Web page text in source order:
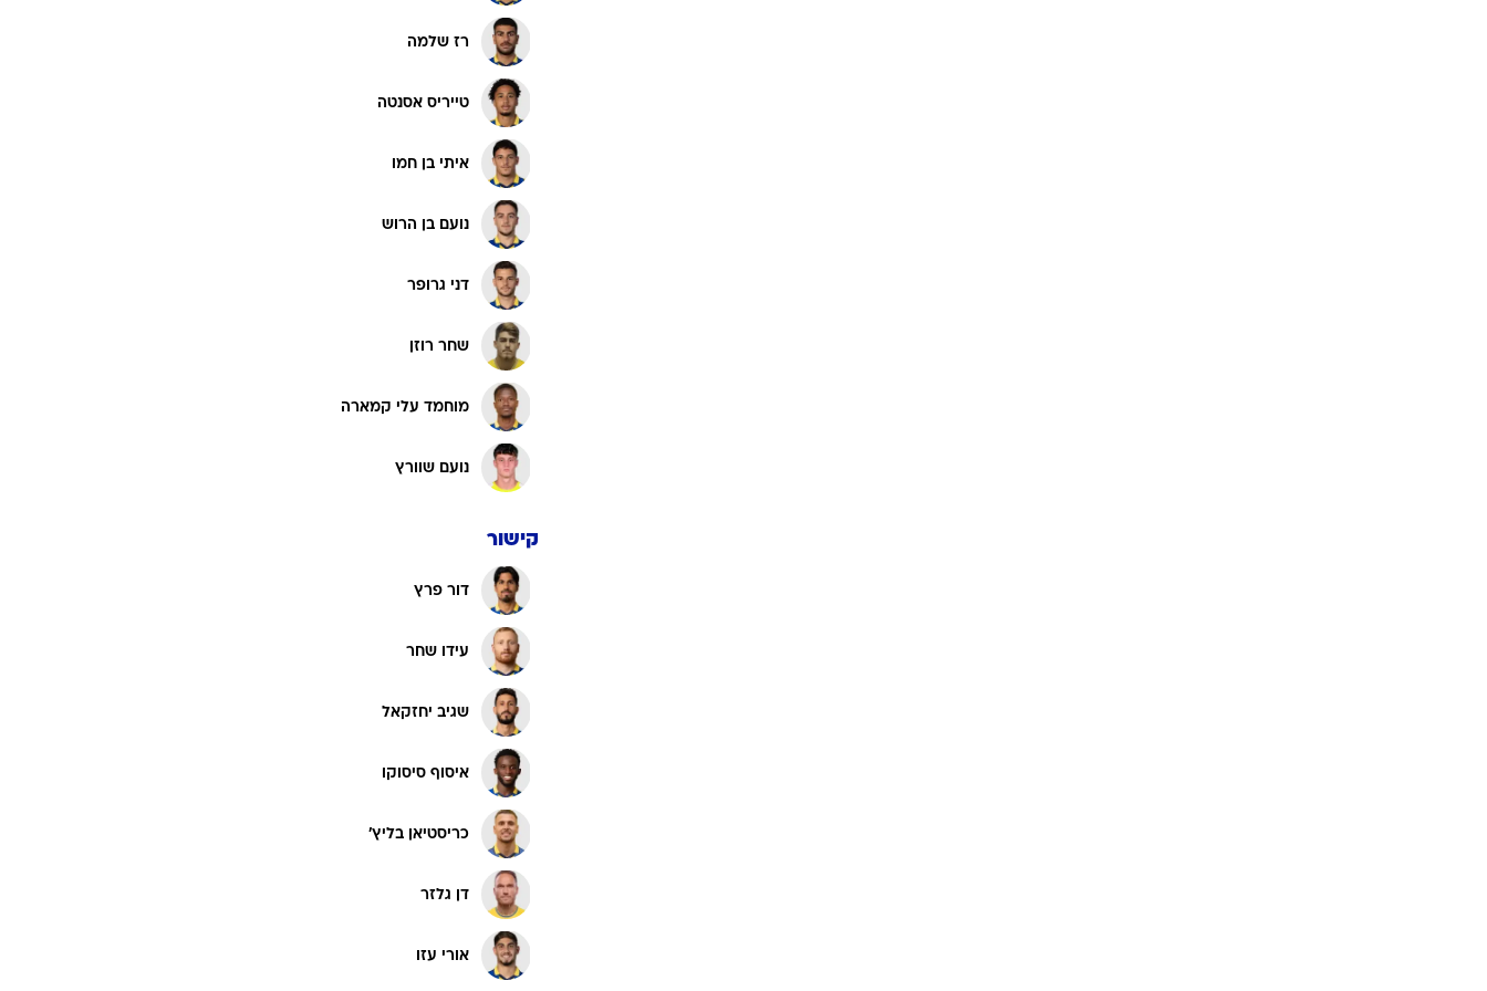
גולף
תקצירים
רז שלמה
טייריס אסנטה
איתי בן חמו
נועם בן הרוש
דני גרופר
שחר רוזן
מוחמד עלי קמארה
נועם שוורץ
קישור
דור פרץ
עידו שחר
שגיב יחזקאל
איסוף סיסוקו
כריסטיאן בליץ'
דן גלזר
אורי עזו